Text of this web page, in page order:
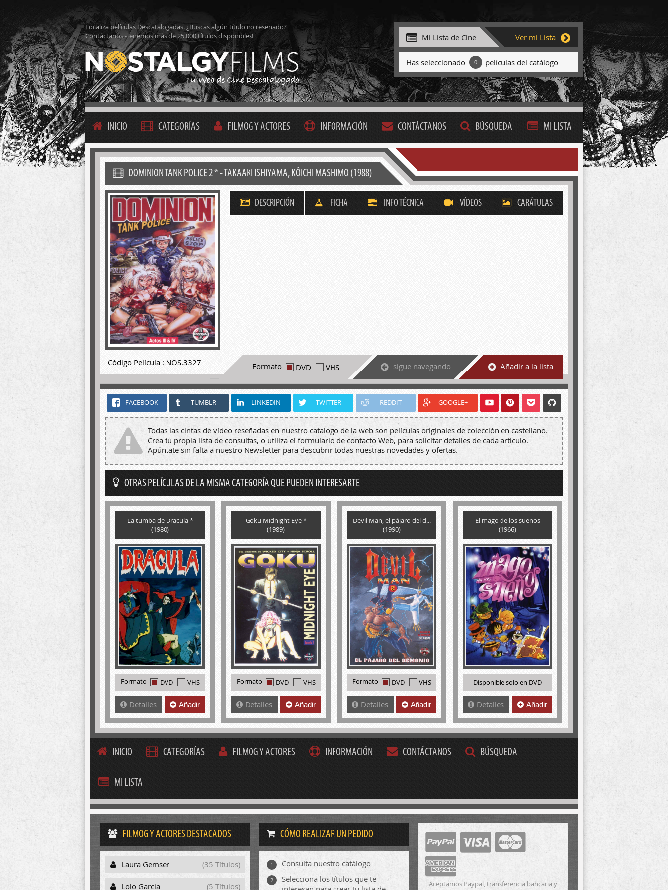
Localiza películas Descatalogadas. ¿Buscas algún título no reseñado?
Contáctanos -Tenemos más de 25.000 títulos disponibles!
Mi Lista de Cine Ver mi Lista
Has seleccionado 0 películas del catálogo
INICIO CATEGORÍAS FILMOG Y ACTORES INFORMACIÓN CONTÁCTANOS BÚSQUEDA MI LISTA
DOMINION TANK POLICE 2 * - TAKAAKI ISHIYAMA, KÔICHI MASHIMO (1988)
DESCRIPCIÓN FICHA INFO TÉCNICA VÍDEOS CARÁTULAS
Código Película : NOS.3327 Formato DVD VHS sigue navegando Añadir a la lista
FACEBOOK TUMBLR LINKEDIN TWITTER REDDIT GOOGLE+
Todas las cintas de vídeo reseñadas en nuestro catalogo de la web son películas originales de colección en castellano.
Crea tu propia lista de consultas, o utiliza el formulario de contacto Web, para solicitar detalles de cada articulo.
Apúntate sin falta a nuestro Newsletter para descubrir todas nuestras novedades y ofertas.
OTRAS PELÍCULAS DE LA MISMA CATEGORÍA QUE PUEDEN INTERESARTE
La tumba de Dracula *
(1980)
Formato DVD VHS
Detalles Añadir
Goku Midnight Eye *
(1989)
Formato DVD VHS
Detalles Añadir
Devil Man, el pájaro del d...
(1990)
Formato DVD VHS
Detalles Añadir
El mago de los sueños
(1966)
Disponible solo en DVD
Detalles Añadir
INICIO CATEGORÍAS FILMOG Y ACTORES INFORMACIÓN CONTÁCTANOS BÚSQUEDA
MI LISTA
FILMOG Y ACTORES DESTACADOS
Laura Gemser (35 Títulos)
Lolo Garcia (5 Títulos)
CÓMO REALIZAR UN PEDIDO
1 Consulta nuestro catálogo
2
Selecciona los títulos que te
Aceptamos Paypal, transferencia bancaria y